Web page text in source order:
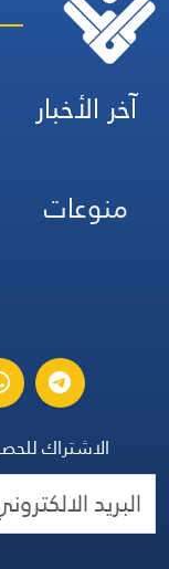
آخر الأخبار
منوعات
الاشتراك